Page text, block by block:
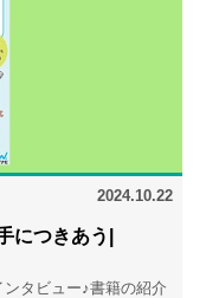
2024.10.22
につきあう|
タビュー♪書籍の紹介